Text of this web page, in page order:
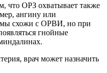
что ОРЗ охватывает также
ангину или
схожи с ОРВИ, но при
гнойные
врач может назначить